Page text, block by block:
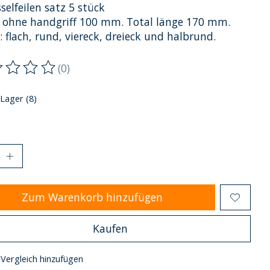
satz 5 stück
ohne handgriff 100 mm. Total länge 170 mm.
flach, rund, viereck, dreieck und halbrund.
dieses Produkts ist
(0)
(8)
Zum Warenkorb hinzufügen
Kaufen
hinzufügen